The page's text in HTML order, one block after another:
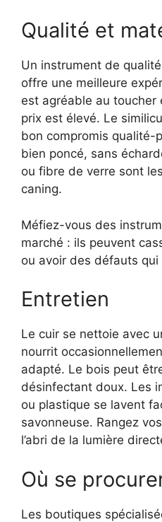
Qualité et
Un instrument de
offre une meilleure
est agréable au toucher
prix est élevé. Le
bon compromis qualité-
bien poncé, sans
ou fibre de verre sont
caning.
Méfiez-vous des
marché : ils peuvent
ou avoir des défauts qui
Entretien
Le cuir se nettoie avec
nourrit
adapté. Le bois peut
désinfectant doux. Les
ou plastique se lavent
savonneuse. Rangez
l’abri de la lumière
Où se
Les boutiques